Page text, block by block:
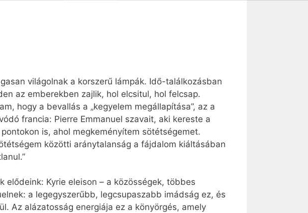
világolnak a korszerű lámpák. Idő-találkozásban
az emberekben zajlik, hol elcsitul, hol felcsap.
hogy a bevallás a „kegyelem megállapítása”, az a
francia: Pierre Emmanuel szavait, aki kereste a
is, ahol megkeményítem sötétségemet.
közötti aránytalanság a fájdalom kiáltásában
Kyrie eleison – a közösségek, többes
a legegyszerűbb, legcsupaszabb imádság ez, és
Az alázatosság energiája ez a könyörgés, amely